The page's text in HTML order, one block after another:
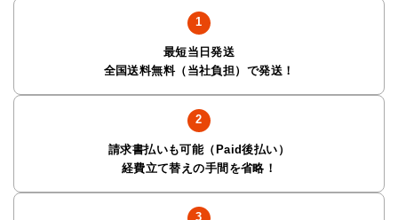
最短当日発送
全国送料無料（当社負担）で発送！
請求書払いも可能（Paid後払い）
経費立て替えの手間を省略！